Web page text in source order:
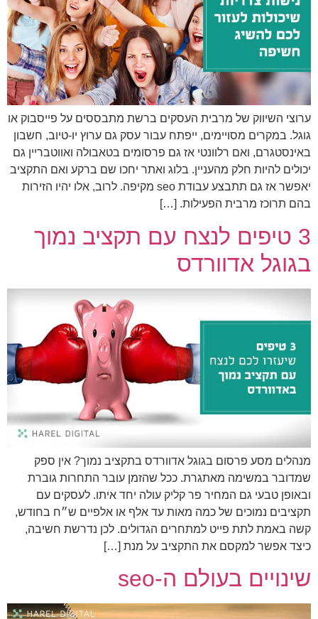
ערוצי השיווק של מרבית העסקים ברשת מתבססים על פייסבוק או
גוגל. במקרים מסויימים, ייפתח עבור עסק גם ערוץ יו-טיוב, חשבון
באינסטגרם, ואם רלוונטי אז גם פרסומים בטאבולה ואווטבריין גם
יכולים להיות חלק מהעניין. בלוג ואתר יחכו שם ברקע ואם התקציב
יאפשר אז גם תתבצע עבודת seo מקיפה. לרוב, אלו יהיו הזירות
בהם תרוכז מרבית הפעילות. […]
3 טיפים לנצח עם תקציב נמוך
בגוגל אדוורדס
מנהלים מסע פרסום בגוגל אדוורדס בתקציב נמוך? אין ספק
שמדובר במשימה מאתגרת. ככל שהזמן עובר התחרות גוברת
ובאופן טבעי גם המחיר פר קליק עולה יחד איתו. לעסקים עם
תקציבים נמוכים של כמה מאות עד אלף או אלפיים ש״ח בחודש,
קשה באמת לתת פייט למתחרים הגדולים. לכן נדרשת חשיבה,
כיצד אפשר למקסם את התקציב על מנת […]
שינויים בעולם ה-seo